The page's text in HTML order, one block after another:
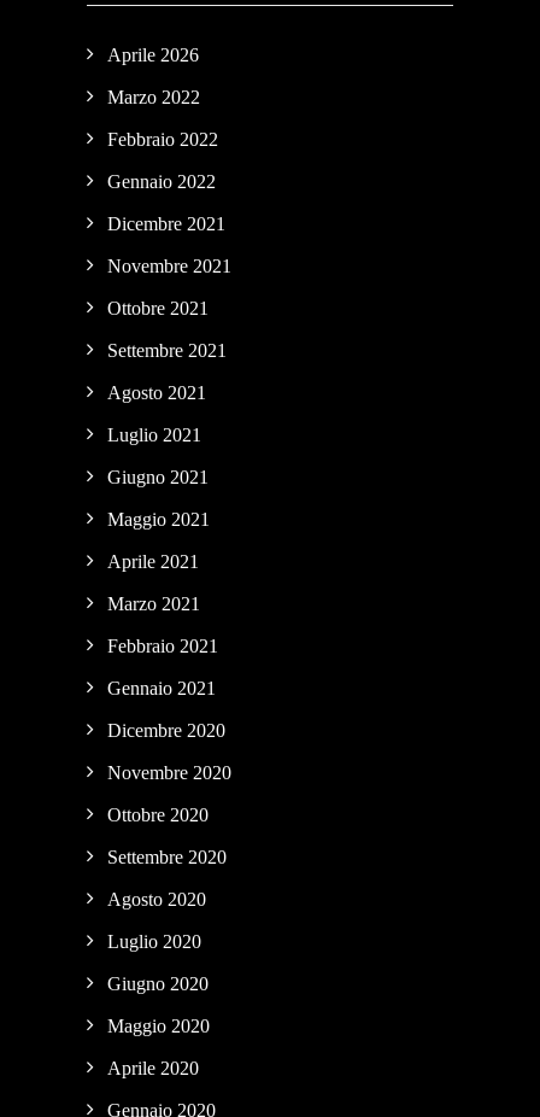
Aprile 2026
Marzo 2022
Febbraio 2022
Gennaio 2022
Dicembre 2021
Novembre 2021
Ottobre 2021
Settembre 2021
Agosto 2021
Luglio 2021
Giugno 2021
Maggio 2021
Aprile 2021
Marzo 2021
Febbraio 2021
Gennaio 2021
Dicembre 2020
Novembre 2020
Ottobre 2020
Settembre 2020
Agosto 2020
Luglio 2020
Giugno 2020
Maggio 2020
Aprile 2020
Gennaio 2020